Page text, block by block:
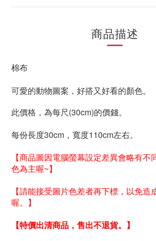
商品描述
棉布
可愛的動物圖案，好搭又好看的顏色。
此價格，為每尺(30cm)的價錢。
每份長度30cm ，寬度110cm左右。
【商品圖因電腦螢幕設定差異會略有不
色為主喔~】
【請能接受圖片色差者再下標，以免造
喔。 】
【特價出清商品 ，售出不退貨。 】